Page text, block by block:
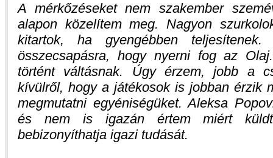
A mérkőzéseket nem szakember
alapon közelítem meg. Nagyon
kitartok, ha gyengébben
összecsapásra, hogy nyerni fog az
történt váltásnak. Úgy érzem, jobb a
kívülről, hogy a játékosok is jobban érzik
megmutatni egyéniségüket. Aleksa
és nem is igazán értem miért
bebizonyíthatja igazi tudását.